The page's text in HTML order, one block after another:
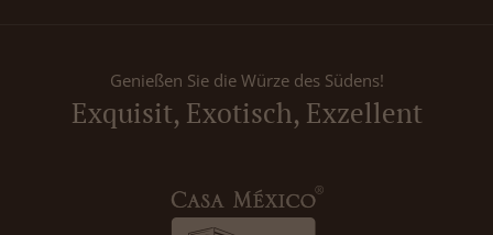
Genießen Sie die Würze des Südens!
Exquisit, Exotisch, Exzellent